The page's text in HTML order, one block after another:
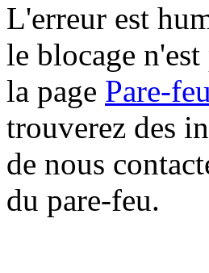
L'erreur est
le blocage
la page Pare-
trouverez des
de nous
du pare-feu.